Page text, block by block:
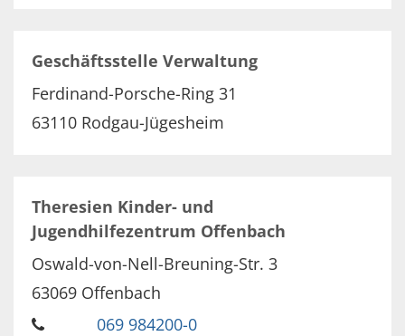
Geschäftsstelle Verwaltung
Ferdinand-Porsche-Ring 31
63110 Rodgau-Jügesheim
Theresien Kinder- und
Jugendhilfezentrum Offenbach
Oswald-von-Nell-Breuning-Str. 3
63069 Offenbach
069 984200-0